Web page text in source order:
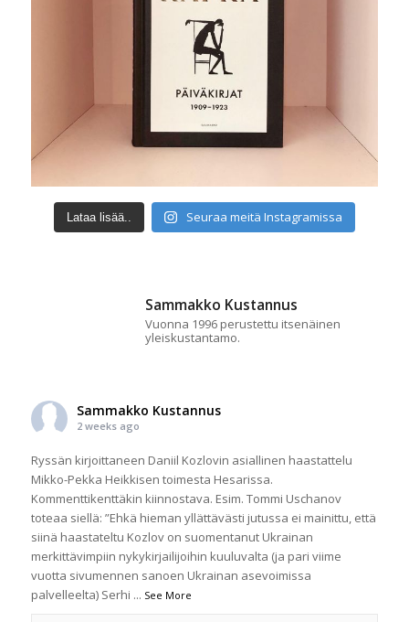
Lataa lisää.. Seuraa meitä Instagramissa
Sammakko Kustannus
Vuonna 1996 perustettu itsenäinen
yleiskustantamo.
Sammakko Kustannus
2 weeks ago
Ryssän kirjoittaneen Daniil Kozlovin asiallinen haastattelu
Mikko-Pekka Heikkisen toimesta Hesarissa.
Kommenttikenttäkin kiinnostava. Esim. Tommi Uschanov
toteaa siellä: ”Ehkä hieman yllättävästi jutussa ei mainittu, että
siinä haastateltu Kozlov on suomentanut Ukrainan
merkittävimpiin nykykirjailijoihin kuuluvalta (ja pari viime
vuotta sivumennen sanoen Ukrainan asevoimissa
palvelleelta) Serhi ... See More